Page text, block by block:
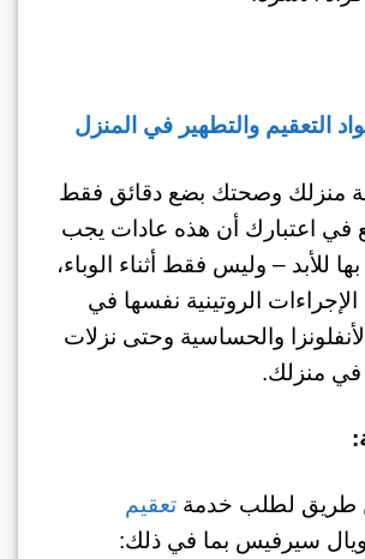
التعقيم والتطهير في المنزل
منزلك وصحتك بضع دقائق فقط
في اعتبارك أن هذه عادات يجب
للأبد – وليس فقط أثناء الوباء،
الروتينية نفسها في
والحساسية وحتى نزلات
في منزلك.
طريق لطلب خدمةتعقيم
سيرفيس بما في ذلك: